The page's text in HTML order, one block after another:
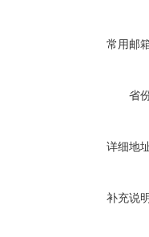
常用邮
省
详细地
补充说